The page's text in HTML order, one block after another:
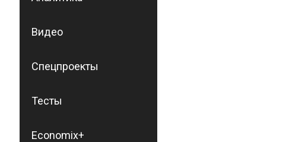
Видео
Спецпроекты
Тесты
Economix+